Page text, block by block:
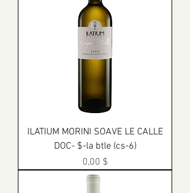
ILATIUM MORINI SOAVE LE CALLE
DOC- $-la btle (cs-6)
Prix
0,00 $